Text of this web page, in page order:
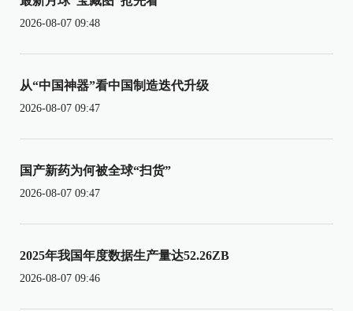
2026-08-07 09:48
从“中国神器”看中国制造迭代升级
2026-08-07 09:47
国产新药为何被全球“扫货”
2026-08-07 09:47
2025年我国年度数据生产量达52.26ZB
2026-08-07 09:46